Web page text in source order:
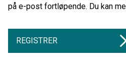
på e-post fortløpende. Du kan
REGISTRER